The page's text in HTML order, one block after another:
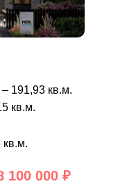
кв.м.
кв.м.
191,93 кв.м.
100 000 ₽